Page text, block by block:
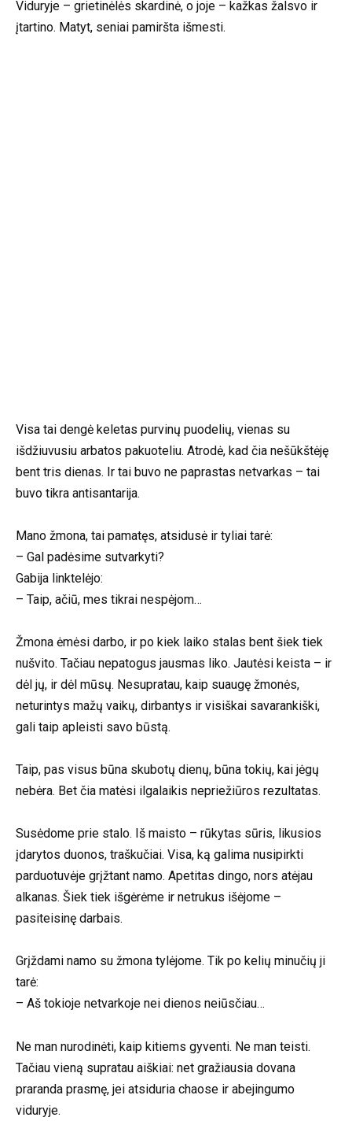
Viduryje – grietinėlės skardinė, o joje – kažkas žalsvo ir
įtartino. Matyt, seniai pamiršta išmesti.
Visa tai dengė keletas purvinų puodelių, vienas su
išdžiuvusiu arbatos pakuoteliu. Atrodė, kad čia nešūkštėję
bent tris dienas. Ir tai buvo ne paprastas netvarkas – tai
buvo tikra antisantarija.
Mano žmona, tai pamatęs, atsidusė ir tyliai tarė:
– Gal padėsime sutvarkyti?
Gabija linktelėjo:
– Taip, ačiū, mes tikrai nespėjom…
Žmona ėmėsi darbo, ir po kiek laiko stalas bent šiek tiek
nušvito. Tačiau nepatogus jausmas liko. Jautėsi keista – ir
dėl jų, ir dėl mūsų. Nesupratau, kaip suaugę žmonės,
neturintys mažų vaikų, dirbantys ir visiškai savarankiški,
gali taip apleisti savo būstą.
Taip, pas visus būna skubotų dienų, būna tokių, kai jėgų
nebėra. Bet čia matėsi ilgalaikis nepriežiūros rezultatas.
Susėdome prie stalo. Iš maisto – rūkytas sūris, likusios
įdarytos duonos, traškučiai. Visa, ką galima nusipirkti
parduotuvėje grįžtant namo. Apetitas dingo, nors atėjau
alkanas. Šiek tiek išgėrėme ir netrukus išėjome –
pasiteisinę darbais.
Grįždami namo su žmona tylėjome. Tik po kelių minučių ji
tarė:
– Aš tokioje netvarkoje nei dienos neiūsčiau…
Ne man nurodinėti, kaip kitiems gyventi. Ne man teisti.
Tačiau vieną supratau aiškiai: net gražiausia dovana
praranda prasmę, jei atsiduria chaose ir abejingumo
viduryje.